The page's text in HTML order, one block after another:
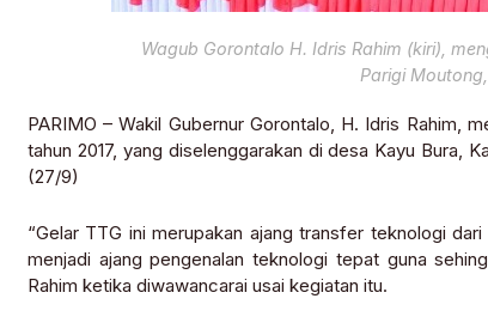
Wagub Gorontalo H. Idris Rahim (kiri),
Parigi
PARIMO – Wakil Gubernur Gorontalo, H. Idris Rahim,
tahun 2017, yang diselenggarakan di desa Kayu Bura,
(27/9)
“Gelar TTG ini merupakan ajang transfer teknologi
menjadi ajang pengenalan teknologi tepat guna
Rahim ketika diwawancarai usai kegiatan itu.